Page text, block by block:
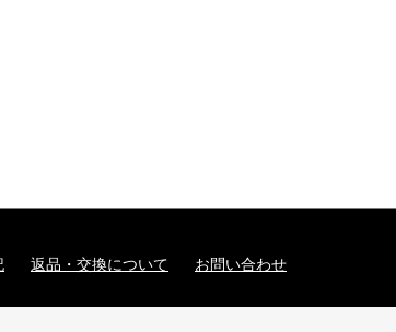
返品・交換について お問い合わせ